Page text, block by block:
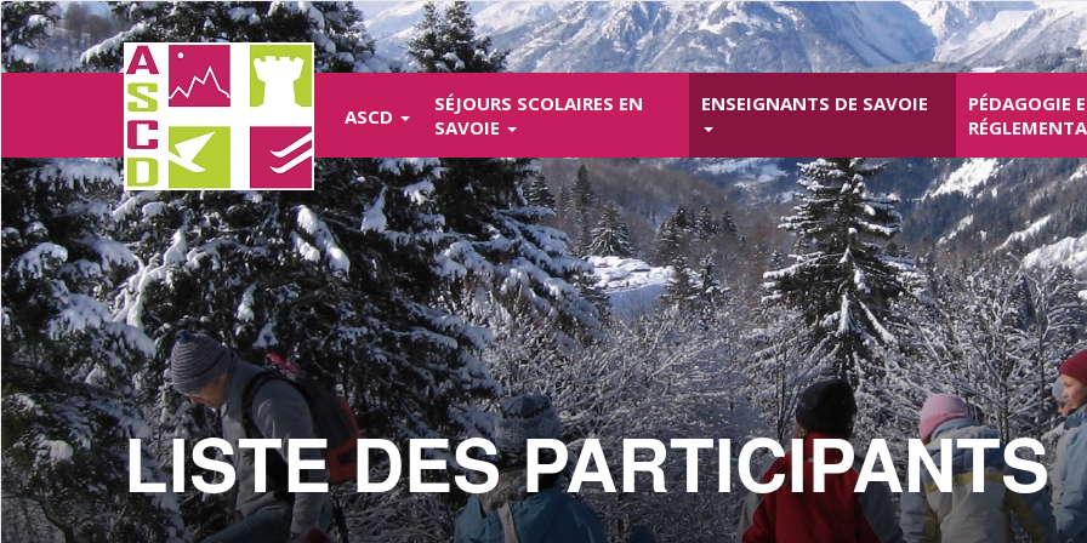
Aller
au
contenu
ASCD
SÉJOURS SCOLAIRES EN
SAVOIE
ENSEIGNANTS DE SAVOIE
PÉDAGOGIE
LISTE DES PARTICIPANTS